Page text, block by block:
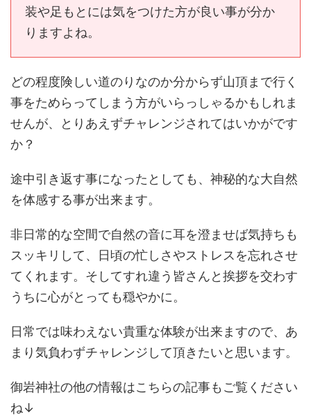
装や足もとには気をつけた方が良い事が分か
りますよね。
どの程度険しい道のりなのか分からず山頂まで行く
事をためらってしまう方がいらっしゃるかもしれま
せんが、とりあえずチャレンジされてはいかがです
か？
途中引き返す事になったとしても、神秘的な大自然
を体感する事が出来ます。
非日常的な空間で自然の音に耳を澄ませば気持ちも
スッキリして、日頃の忙しさやストレスを忘れさせ
てくれます。そしてすれ違う皆さんと挨拶を交わす
うちに心がとっても穏やかに。
日常では味わえない貴重な体験が出来ますので、あ
まり気負わずチャレンジして頂きたいと思います。
御岩神社の他の情報はこちらの記事もご覧ください
ね↓